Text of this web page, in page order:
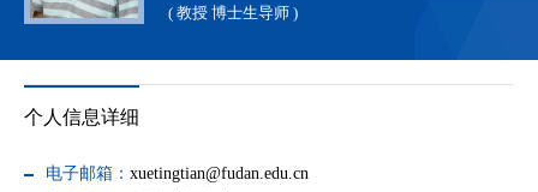
( 教授 博士生导师 )
个人信息详细
电子邮箱： xuetingtian@fudan.edu.cn